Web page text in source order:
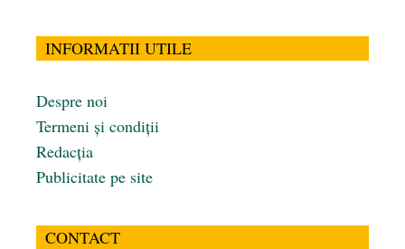
INFORMATII UTILE
Despre noi
Termeni și condiții
Redacția
Publicitate pe site
CONTACT